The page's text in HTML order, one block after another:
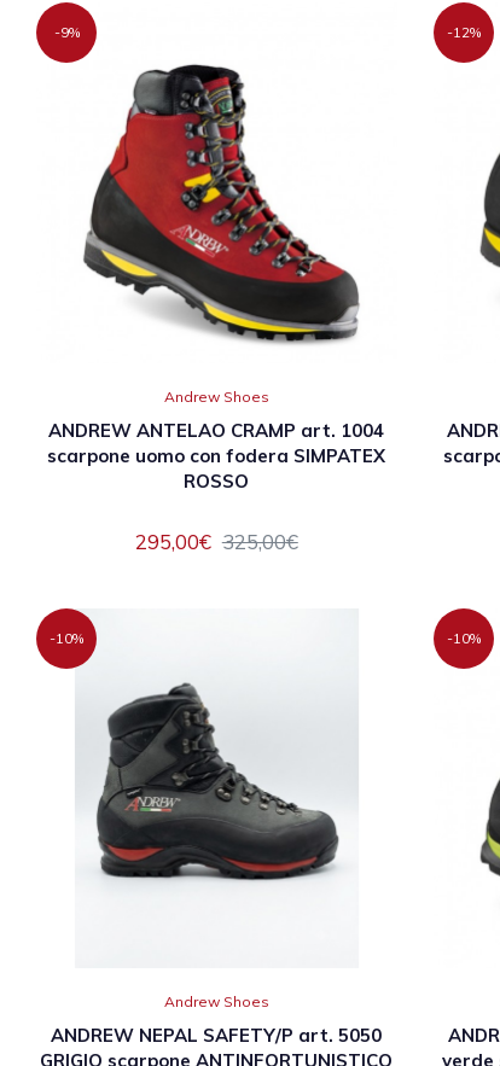
-9%
Andrew Shoes
ANDREW ANTELAO CRAMP art. 1004
scarpone uomo con fodera SIMPATEX
ROSSO
295,00€ 325,00€
-12%
-10%
Andrew Shoes
ANDREW NEPAL SAFETY/P art. 5050
GRIGIO scarpone ANTINFORTUNISTICO
-10%
verde